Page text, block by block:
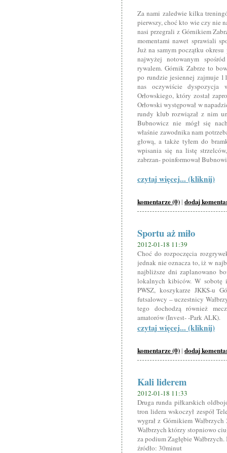
Za nami zaledwie kilka
pierwszy, choć kto wie czy nie
nasi przegrali z Górnikiem
momentami nawet sprawiali
Już na samym początku
najwyżej notowanym
rywalem. Górnik Zabrze to
po rundzie jesiennej zajmuje
nas oczywiście dyspozycja
Orłowskiego, który został
Orłowski występował w
rundy klub rozwiązał z nim
Bubnowicz nie mógł się
właśnie zawodnika nam
głową, a także tyłem do
wpisania się na listę
zabrzan- poinformował
czytaj więcej... (kliknij)
komentarze (0) | dodaj
Sportu aż miło
2012-01-18 11:39
Choć do rozpoczęcia
jednak nie oznacza to, iż w
najbliższe dni zaplanowano
lokalnych kibiców. W sobotę
PWSZ, koszykarze JKKS-u
futsalowcy – uczestnicy
tego dochodzą również
amatorów (Invest- -Park ALK).
czytaj więcej... (kliknij)
komentarze (0) | dodaj
Kali liderem
2012-01-18 11:33
Druga runda piłkarskich
tron lidera wskoczył zespół
wygrał z Górnikiem
Wałbrzych którzy stopniowo
za podium Zagłębie
źródło: 30minut